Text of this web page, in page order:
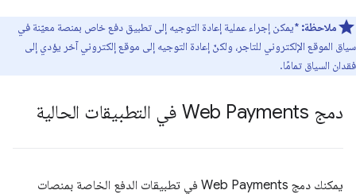
ملاحظة: *يمكن إجراء عملية إعادة التوجيه إلى تطبيق دفع خاص بمنصة معيّنة في
سياق الموقع الإلكتروني للتاجر، ولكنّ إعادة التوجيه إلى موقع إلكتروني آخر يؤدي إلى
فقدان السياق تمامًا.
دمج Web Payments في التطبيقات الحالية
يمكنك دمج Web Payments في تطبيقات الدفع الخاصة بمنصات